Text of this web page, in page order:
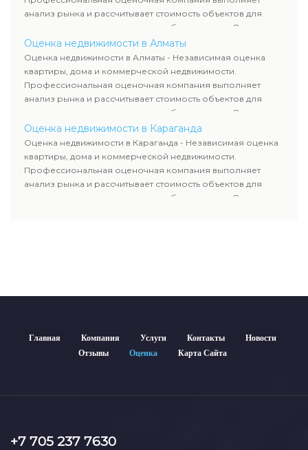
анализ рынка и рассчитывает стоимость объектов для
продажи, ипотеки, аренды и судебных споров. Оценка
недвижимости включает современные методы и
гарантирует объективные результаты. Отчеты
используются для банков, судов и страховых компаний по
всему Казахстану.
Оценка недвижимости в Алматы
Оценка недвижимости в Алматы - Независимая оценка
квартиры, дома и коммерческой недвижимости.
Профессиональная оценочная компания выполняет
анализ рынка и рассчитывает стоимость объектов для
продажи, ипотеки, аренды и судебных споров. Оценка
недвижимости включает современные методы и
гарантирует объективные результаты. Отчеты
используются для банков, судов и страховых компаний по
всему Казахстану.
Оценка недвижимости в Караганда
Оценка недвижимости в Караганда - Независимая оценка
квартиры, дома и коммерческой недвижимости.
Профессиональная оценочная компания выполняет
анализ рынка и рассчитывает стоимость объектов для
продажи, ипотеки, аренды и судебных споров. Оценка
Главная Компания Услуги Контакты
Новости
Отзывы
Оценка Карта Сайта
+7 705 237 7630